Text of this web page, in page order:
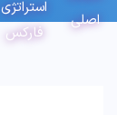
اصلی
استراتژی
فارکس